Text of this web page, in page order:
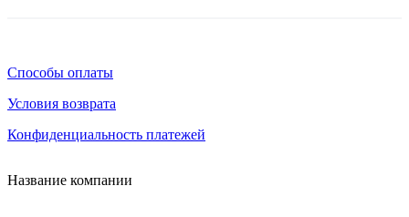
Способы оплаты
Условия возврата
Конфиденциальность платежей
Название компании